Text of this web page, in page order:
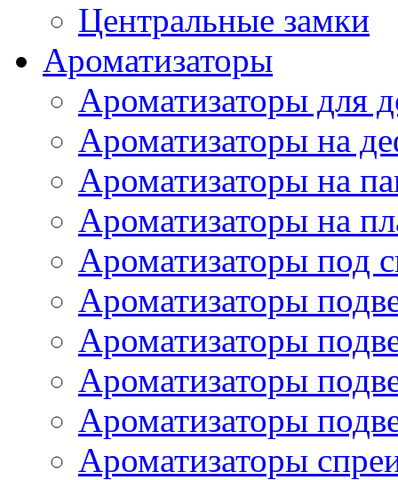
Центральные замки
Ароматизаторы
Ароматизаторы для
Ароматизаторы на
Ароматизаторы на
Ароматизаторы на
Ароматизаторы под
Ароматизаторы
Ароматизаторы
Ароматизаторы
Ароматизаторы
Ароматизаторы